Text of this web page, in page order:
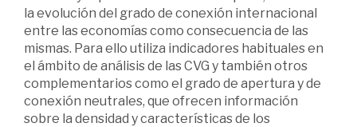
la evolución del grado de conexión internacional
entre las economías como consecuencia de las
mismas. Para ello utiliza indicadores habituales en
el ámbito de análisis de las CVG y también otros
complementarios como el grado de apertura y de
conexión neutrales, que ofrecen información
sobre la densidad y características de los